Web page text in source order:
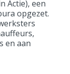
Actie), een
opgezet.
en aan